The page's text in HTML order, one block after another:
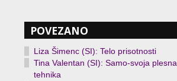
POVEZANO
Liza Šimenc (SI): Telo prisotnosti
Tina Valentan (SI): Samo-svoja plesna
tehnika